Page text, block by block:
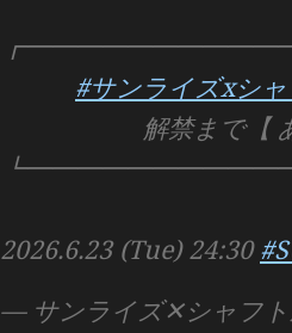
#サンライズxシャ
解禁まで【 あ
2026.6.23 (Tue) 24:30
— サンライズ✕シャフ